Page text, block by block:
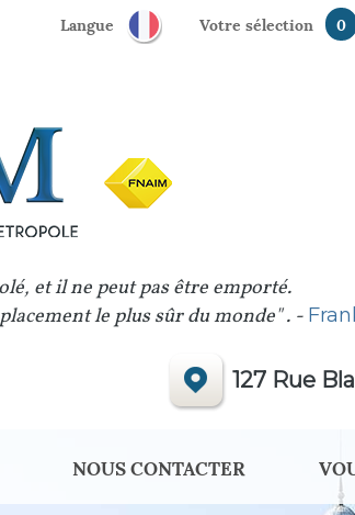
Langue votre sélection 0
et il ne peut pas être emporté.
le plus sûr du monde" . -
127 Rue
NOUS CONTACTER